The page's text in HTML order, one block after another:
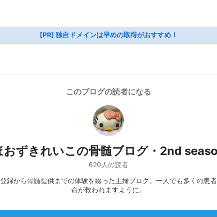
[PR] 独自ドメインは早めの取得がおすすめ！
このブログの読者になる
おずきれいこの骨髄ブログ・2nd
620人の読者
録から骨髄提供までの体験を綴った主婦ブログ。一人でも多くの患
命が救われますように。